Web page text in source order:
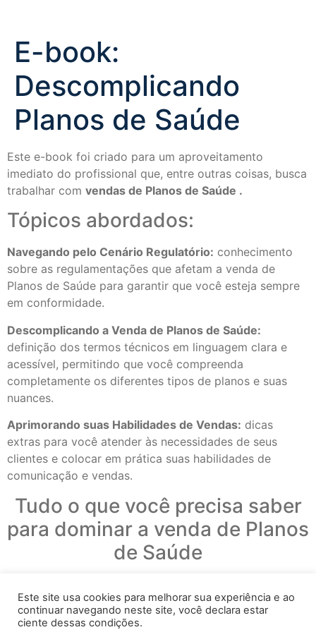
E-book:
Descomplicando
Planos de Saúde
Este e-book foi criado para um aproveitamento
imediato do profissional que, entre outras coisas, busca
trabalhar com vendas de Planos de Saúde .
Tópicos abordados:
Navegando pelo Cenário Regulatório: conhecimento
sobre as regulamentações que afetam a venda de
Planos de Saúde para garantir que você esteja sempre
em conformidade.
Descomplicando a Venda de Planos de Saúde:
definição dos termos técnicos em linguagem clara e
acessível, permitindo que você compreenda
completamente os diferentes tipos de planos e suas
nuances.
Aprimorando suas Habilidades de Vendas: dicas
extras para você atender às necessidades de seus
clientes e colocar em prática suas habilidades de
comunicação e vendas.
Tudo o que você precisa saber
para dominar a venda de Planos
de Saúde
PLANOS DE SAÚDE:
Ebook_descomplicando_venda_de_planos_de_saude-
Este site usa cookies para melhorar sua experiência e ao
continuar navegando neste site, você declara estar
ciente dessas condições.